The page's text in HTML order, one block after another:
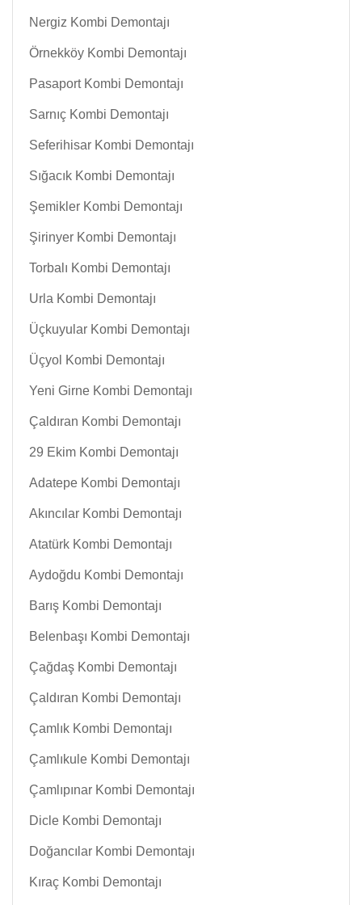
Nergiz Kombi Demontajı
Örnekköy Kombi Demontajı
Pasaport Kombi Demontajı
Sarnıç Kombi Demontajı
Seferihisar Kombi Demontajı
Sığacık Kombi Demontajı
Şemikler Kombi Demontajı
Şirinyer Kombi Demontajı
Torbalı Kombi Demontajı
Urla Kombi Demontajı
Üçkuyular Kombi Demontajı
Üçyol Kombi Demontajı
Yeni Girne Kombi Demontajı
Çaldıran Kombi Demontajı
29 Ekim Kombi Demontajı
Adatepe Kombi Demontajı
Akıncılar Kombi Demontajı
Atatürk Kombi Demontajı
Aydoğdu Kombi Demontajı
Barış Kombi Demontajı
Belenbaşı Kombi Demontajı
Çağdaş Kombi Demontajı
Çaldıran Kombi Demontajı
Çamlık Kombi Demontajı
Çamlıkule Kombi Demontajı
Çamlıpınar Kombi Demontajı
Dicle Kombi Demontajı
Doğancılar Kombi Demontajı
Kıraç Kombi Demontajı